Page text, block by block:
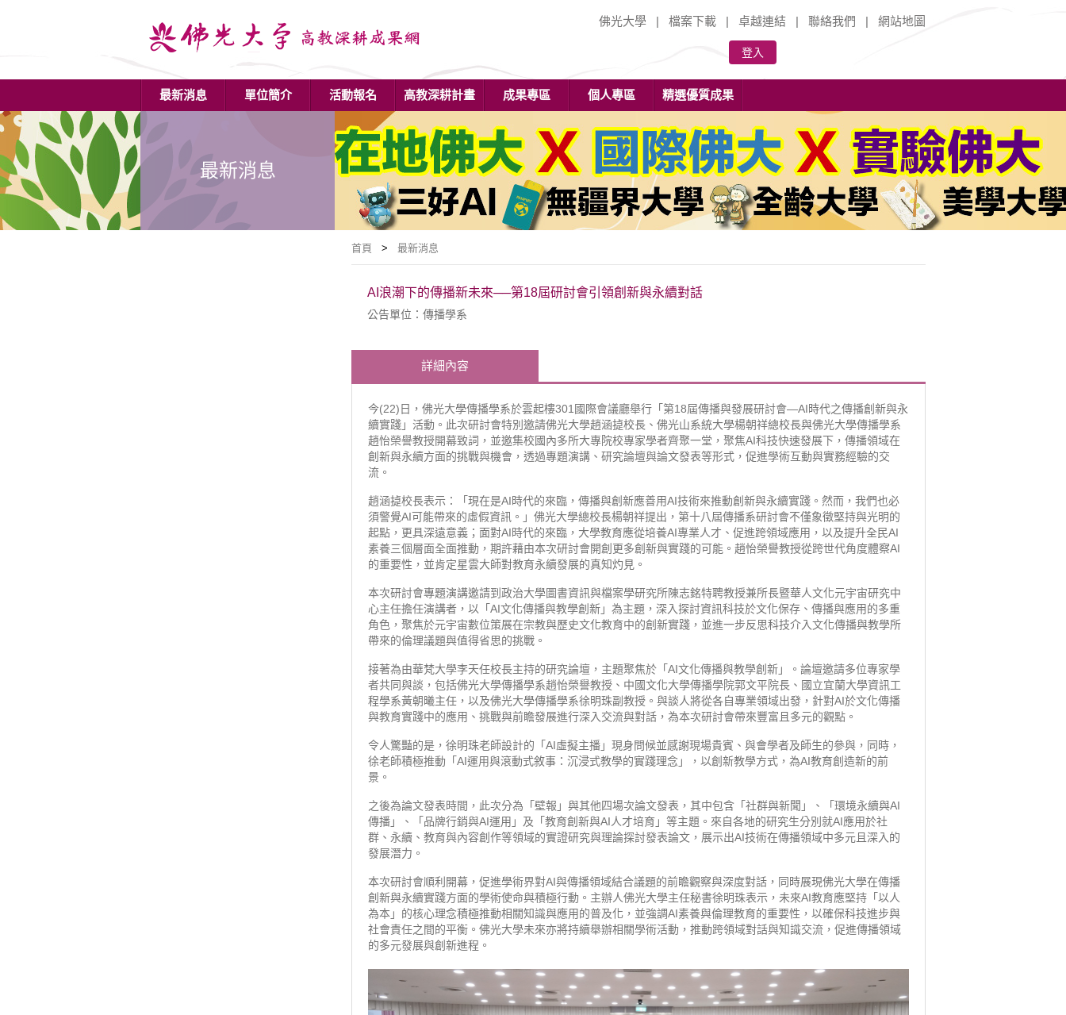
佛光大學 | 檔案下載 | 卓越連結 | 聯絡我們 | 網站地圖
登入
最新消息 單位簡介 活動報名 高教深耕計畫 成果專區 個人專區 精選優質成果
最新消息
首頁 > 最新消息
AI浪潮下的傳播新未來──第18屆研討會引領創新與永續對話
公告單位：傳播學系
詳細內容
今(22)日，佛光大學傳播學系於雲起樓301國際會議廳舉行「第18屆傳播與發展研討會—AI時代之傳播創新與永
續實踐」活動。此次研討會特別邀請佛光大學趙涵㨗校長、佛光山系統大學楊朝祥總校長與佛光大學傳播學系
趙怡榮譽教授開幕致詞，並邀集校國內多所大專院校專家學者齊聚一堂，聚焦AI科技快速發展下，傳播領域在
創新與永續方面的挑戰與機會，透過專題演講、研究論壇與論文發表等形式，促進學術互動與實務經驗的交
流。
趙涵㨗校長表示：「現在是AI時代的來臨，傳播與創新應善用AI技術來推動創新與永續實踐。然而，我們也必
須警覺AI可能帶來的虛假資訊。」佛光大學總校長楊朝祥提出，第十八屆傳播系研討會不僅象徵堅持與光明的
起點，更具深遠意義；面對AI時代的來臨，大學教育應從培養AI專業人才、促進跨領域應用，以及提升全民AI
素養三個層面全面推動，期許藉由本次研討會開創更多創新與實踐的可能。趙怡榮譽教授從跨世代角度體察AI
的重要性，並肯定星雲大師對教育永續發展的真知灼見。
本次研討會專題演講邀請到政治大學圖書資訊與檔案學研究所陳志銘特聘教授兼所長暨華人文化元宇宙研究中
心主任擔任演講者，以「AI文化傳播與教學創新」為主題，深入探討資訊科技於文化保存、傳播與應用的多重
角色，聚焦於元宇宙數位策展在宗教與歷史文化教育中的創新實踐，並進一步反思科技介入文化傳播與教學所
帶來的倫理議題與值得省思的挑戰。
接著為由華梵大學李天任校長主持的研究論壇，主題聚焦於「AI文化傳播與教學創新」。論壇邀請多位專家學
者共同與談，包括佛光大學傳播學系趙怡榮譽教授、中國文化大學傳播學院郭文平院長、國立宜蘭大學資訊工
程學系黃朝曦主任，以及佛光大學傳播學系徐明珠副教授。與談人將從各自專業領域出發，針對AI於文化傳播
與教育實踐中的應用、挑戰與前瞻發展進行深入交流與對話，為本次研討會帶來豐富且多元的觀點。
令人驚豔的是，徐明珠老師設計的「AI虛擬主播」現身問候並感謝現場貴賓、與會學者及師生的參與，同時，
徐老師積極推動「AI運用與滾動式敘事：沉浸式教學的實踐理念」，以創新教學方式，為AI教育創造新的前
景。
之後為論文發表時間，此次分為「壁報」與其他四場次論文發表，其中包含「社群與新聞」、「環境永續與AI
傳播」、「品牌行銷與AI運用」及「教育創新與AI人才培育」等主題。來自各地的研究生分別就AI應用於社
群、永續、教育與內容創作等領域的實證研究與理論探討發表論文，展示出AI技術在傳播領域中多元且深入的
發展潛力。
本次研討會順利開幕，促進學術界對AI與傳播領域結合議題的前瞻觀察與深度對話，同時展現佛光大學在傳播
創新與永續實踐方面的學術使命與積極行動。主辦人佛光大學主任秘書徐明珠表示，未來AI教育應堅持「以人
為本」的核心理念積極推動相關知識與應用的普及化，並強調AI素養與倫理教育的重要性，以確保科技進步與
社會責任之間的平衡。佛光大學未來亦將持續舉辦相關學術活動，推動跨領域對話與知識交流，促進傳播領域
的多元發展與創新進程。